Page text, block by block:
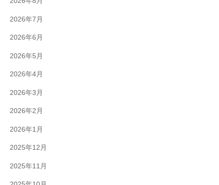
2026年7月
2026年6月
2026年5月
2026年4月
2026年3月
2026年2月
2026年1月
2025年12月
2025年11月